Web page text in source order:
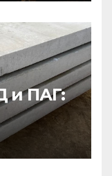
и ПАГ: